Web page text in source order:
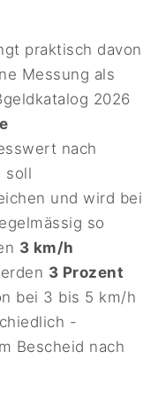
praktisch davon
Messung als
2026
nach
soll
und wird bei
so
3 km/h
3 Prozent
bei 3 bis 5 km/h
-
Bescheid nach